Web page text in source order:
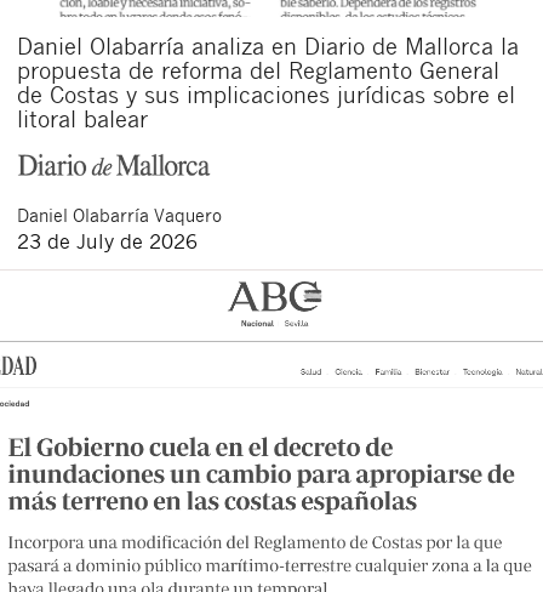
Daniel Olabarría analiza en Diario de Mallorca la
propuesta de reforma del Reglamento General
de Costas y sus implicaciones jurídicas sobre el
litoral balear
Daniel Olabarría Vaquero
23 de July de 2026